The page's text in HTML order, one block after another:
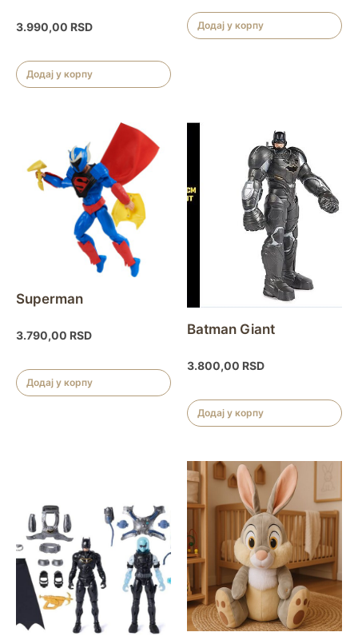
3.990,00 RSD
Додај у корпу
Додај у корпу
Superman
3.790,00 RSD
Додај у корпу
Batman Giant
3.800,00 RSD
Додај у корпу